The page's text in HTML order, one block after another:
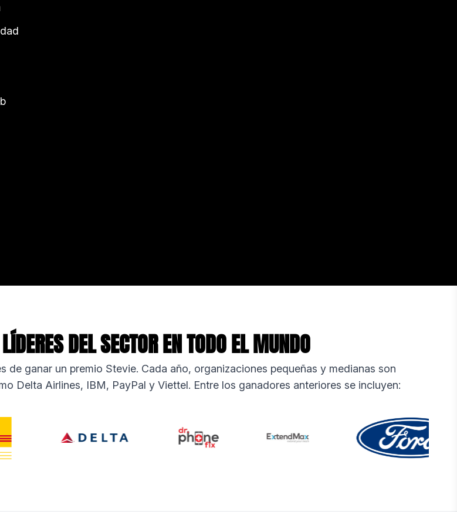
DEL SECTOR EN TODO EL MUNDO
de ganar un premio Stevie. Cada año, organizaciones pequeñas y medianas son
Delta Airlines, IBM, PayPal y Viettel. Entre los ganadores anteriores se incluyen: